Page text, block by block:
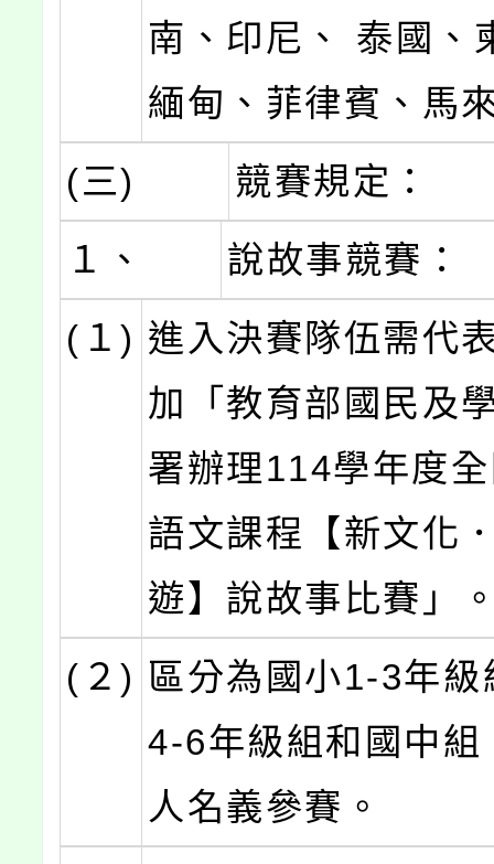
南、印尼、 泰國、
緬甸、菲律賓、馬
(三)
競賽規定：
１、
說故事競賽：
(１) 進入決賽隊伍需代
加「教育部國民及
署辦理114學年度
語文課程【新文化
遊】說故事比賽」
(２) 區分為國小1-3年級
4-6年級組和國中組
人名義參賽。